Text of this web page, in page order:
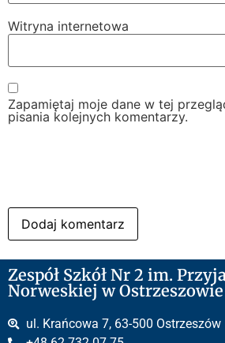
Witryna internetowa
Zapamiętaj moje dane w tej
pisania kolejnych komentarzy.
Zespół Szkół Nr 2 im.
Norweskiej w Ostrzeszowie
ul. Krańcowa 7, 63-500 Ostrzeszów